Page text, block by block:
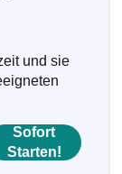
und sie
Sofort
Starten!